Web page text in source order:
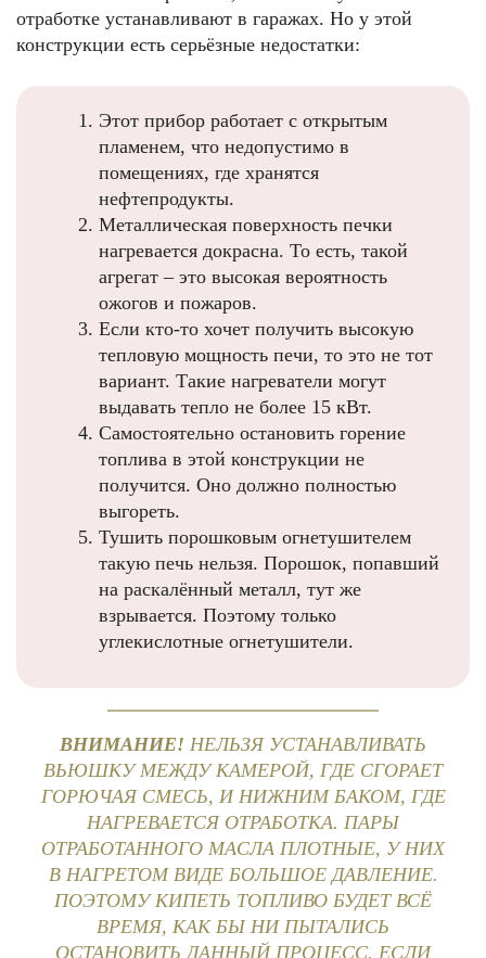
отработке устанавливают в гаражах. Но у этой
конструкции есть серьёзные недостатки:
Этот прибор работает с открытым
пламенем, что недопустимо в
помещениях, где хранятся
нефтепродукты.
Металлическая поверхность печки
нагревается докрасна. То есть, такой
агрегат – это высокая вероятность
ожогов и пожаров.
Если кто-то хочет получить высокую
тепловую мощность печи, то это не тот
вариант. Такие нагреватели могут
выдавать тепло не более 15 кВт.
Самостоятельно остановить горение
топлива в этой конструкции не
получится. Оно должно полностью
выгореть.
Тушить порошковым огнетушителем
такую печь нельзя. Порошок, попавший
на раскалённый металл, тут же
взрывается. Поэтому только
углекислотные огнетушители.
ВНИМАНИЕ! НЕЛЬЗЯ УСТАНАВЛИВАТЬ
ВЬЮШКУ МЕЖДУ КАМЕРОЙ, ГДЕ СГОРАЕТ
ГОРЮЧАЯ СМЕСЬ, И НИЖНИМ БАКОМ, ГДЕ
НАГРЕВАЕТСЯ ОТРАБОТКА. ПАРЫ
ОТРАБОТАННОГО МАСЛА ПЛОТНЫЕ, У НИХ
В НАГРЕТОМ ВИДЕ БОЛЬШОЕ ДАВЛЕНИЕ.
ПОЭТОМУ КИПЕТЬ ТОПЛИВО БУДЕТ ВСЁ
ВРЕМЯ, КАК БЫ НИ ПЫТАЛИСЬ
ОСТАНОВИТЬ ДАННЫЙ ПРОЦЕСС. ЕСЛИ